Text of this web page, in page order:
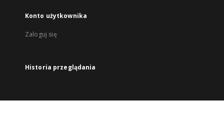
Konto użytkownika
Zaloguj się
Historia przeglądania